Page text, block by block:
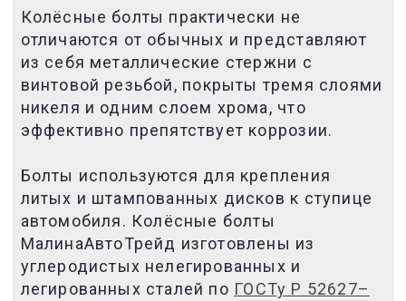
Колёсные болты практически не
отличаются от обычных и представляют
из себя металлические стержни с
винтовой резьбой, покрыты тремя слоями
никеля и одним слоем хрома, что
эффективно препятствует коррозии.
Болты используются для крепления
литых и штампованных дисков к ступице
автомобиля. Колёсные болты
МалинаАвтоТрейд изготовлены из
углеродистых нелегированных и
легированных сталей по ГОСТу Р 52627–